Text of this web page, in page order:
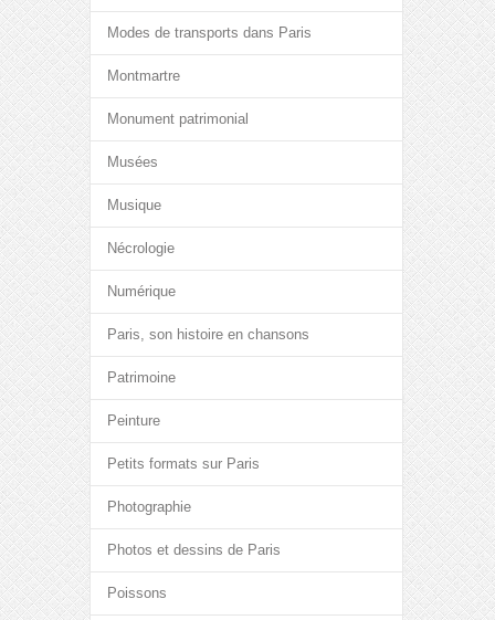
Modes de transports dans Paris
Montmartre
Monument patrimonial
Musées
Musique
Nécrologie
Numérique
Paris, son histoire en chansons
Patrimoine
Peinture
Petits formats sur Paris
Photographie
Photos et dessins de Paris
Poissons